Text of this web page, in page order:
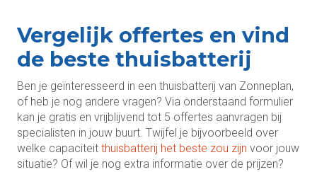
Vergelijk offertes en vind
de beste thuisbatterij
Ben je geïnteresseerd in een thuisbatterij van Zonneplan,
of heb je nog andere vragen? Via onderstaand formulier
kan je gratis en vrijblijvend tot 5 offertes aanvragen bij
specialisten in jouw buurt. Twijfel je bijvoorbeeld over
welke capaciteit thuisbatterij het beste zou zijn voor jouw
situatie? Of wil je nog extra informatie over de prijzen?